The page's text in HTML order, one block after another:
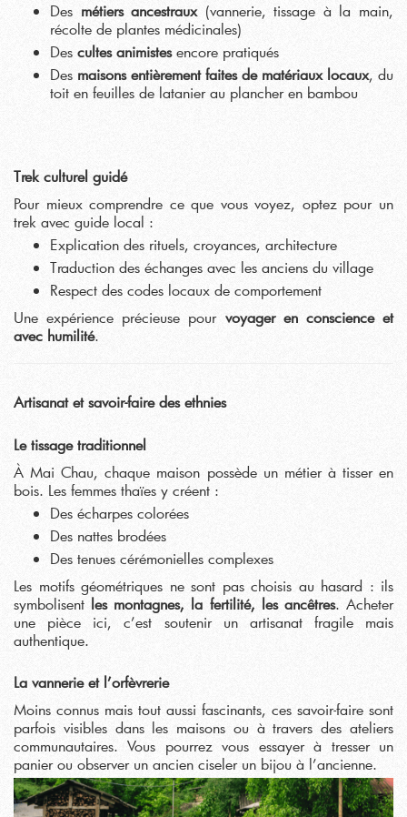
Des métiers ancestraux(vannerie, tissage à la main,
récolte de plantes médicinales)
Des cultes animistesencore pratiqués
Des maisons entièrement faites de matériaux locaux, du
toit en feuilles de latanier au plancher en bambou
Trek culturel guidé
Pour mieux comprendre ce que vous voyez, optez pour un
trek avec guide local :
Explication des rituels, croyances, architecture
Traduction des échanges avec les anciens du village
Respect des codes locaux de comportement
Une expérience précieuse pour voyager en conscience et
avec humilité.
Artisanat et savoir-faire des ethnies
Le tissage traditionnel
À Mai Chau, chaque maison possède un métier à tisser en
bois. Les femmes thaïes y créent :
Des écharpes colorées
Des nattes brodées
Des tenues cérémonielles complexes
Les motifs géométriques ne sont pas choisis au hasard : ils
symbolisent les montagnes, la fertilité, les ancêtres. Acheter
une pièce ici, c’est soutenir un artisanat fragile mais
authentique.
La vannerie et l’orfèvrerie
Moins connus mais tout aussi fascinants, ces savoir-faire sont
parfois visibles dans les maisons ou à travers des ateliers
communautaires. Vous pourrez vous essayer à tresser un
panier ou observer un ancien ciseler un bijou à l’ancienne.